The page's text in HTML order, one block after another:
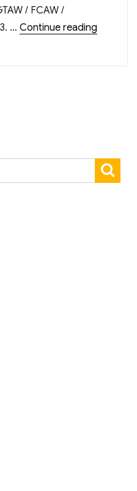
/ FCAW /
… Continue reading